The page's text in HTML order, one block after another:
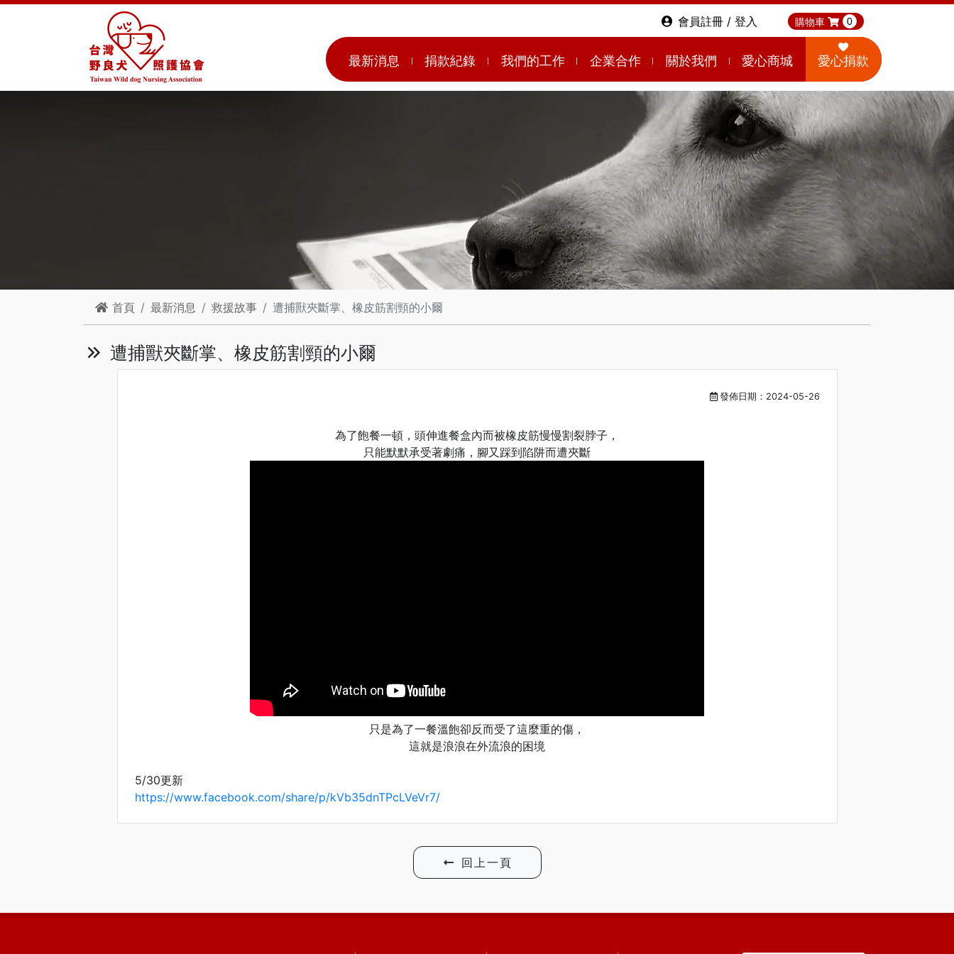
會員註冊 / 登入 購物車 0
最新消息 捐款紀錄 我們的工作 企業合作 關於我們 愛心商城 愛心捐款
首頁 最新消息 救援故事 遭捕獸夾斷掌、橡皮筋割頸的小爾
遭捕獸夾斷掌、橡皮筋割頸的小爾
發佈日期：2024-05-26
為了飽餐一頓，頭伸進餐盒內而被橡皮筋慢慢割裂脖子，
只能默默承受著劇痛，腳又踩到陷阱而遭夾斷
只是為了一餐溫飽卻反而受了這麼重的傷，
這就是浪浪在外流浪的困境
5/30更新
https://www.facebook.com/share/p/kVb35dnTPcLVeVr7/
回上一頁